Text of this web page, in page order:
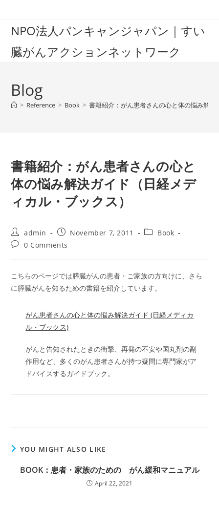
contentNPO法人パンキャンジャパン｜すい
臓がんアクションネットワーク
Blog
> Reference > Book > 書籍紹介：がん患者さんの心と体の悩み解
書籍紹介：がん患者さんの心と
体の悩み解決ガイド（日経メデ
ィカル・ブックス）
Post
author:
admin
Post
published:
November 7, 2011
PostBook
Post0 Comments
こちらのページでは膵臓がんの患者・ご家族の方向けに、さら
に膵臓がんを知るための書籍を紹介しています。
がん患者さんの心と体の悩み解決ガイド (日経メディカ
ル・ブックス)
がんと告知されたときの衝撃、再発の不安や国丸剤の副
作用など、多くのがん患者さんが持つ疑問に専門家がア
ドバイスするガイドブック。
YOU MIGHT ALSO LIKE
BOOK：患者・家族のための がん緩和マニュアル
April 22, 2021